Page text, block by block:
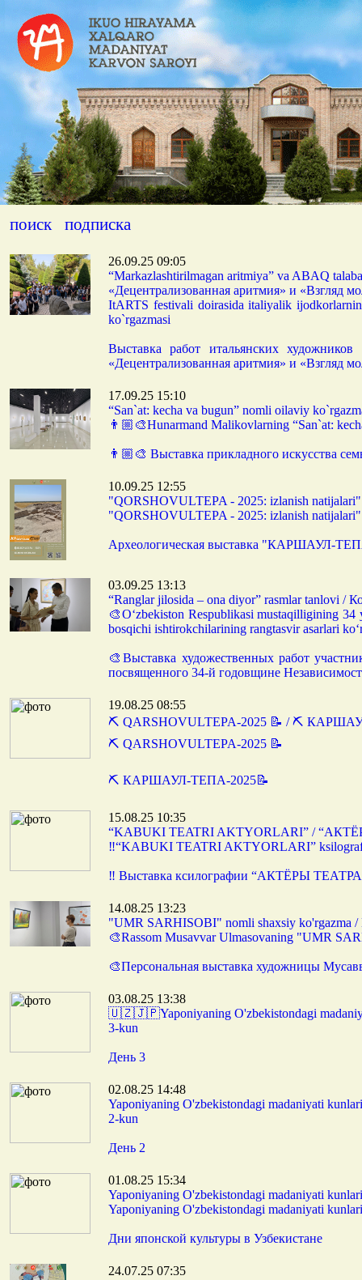
поиск подписка
26.09.25 09:05
“Markazlashtirilmagan aritmiya” va ABAQ
«Децентрализованная аритмия» и «Взгляд
ItARTS festivali doirasida italiyalik
ko`rgazmasi
Выставка работ итальянских
«Децентрализованная аритмия» и «Взгляд
17.09.25 15:10
“San`at: kecha va bugun” nomli oilaviy
👨🏼‍🎨Hunarmand Malikovlarning “San`at:
👨🏼‍🎨 Выставка прикладного искусства
10.09.25 12:55
"QORSHOVULTEPA - 2025: izlanish
"QORSHOVULTEPA - 2025: izlanish
Археологическая выставка "КАРШАУЛ-
03.09.25 13:13
“Ranglar jilosida – ona diyor” rasmlar tanlovi /
🎨O‘zbekiston Respublikasi mustaqilligining
bosqichi ishtirokchilarining rangtasvir asarlari
🎨Выставка художественных работ
посвященного 34-й годовщине
19.08.25 08:55
⛏️ QARSHOVULTEPA-2025 📝 / ⛏️
⛏️ QARSHOVULTEPA-2025 📝
⛏️ КАРШАУЛ-ТЕПА-2025📝
15.08.25 10:35
“KABUKI TEATRI AKTYORLARI” /
‼️“KABUKI TEATRI AKTYORLARI”
‼️ Выставка ксилографии “АКТЁРЫ
14.08.25 13:23
"UMR SARHISOBI" nomli shaxsiy
🎨Rassom Musavvar Ulmasovaning "UMR
🎨Персональная выставка художницы
03.08.25 13:38
🇺🇿🇯🇵Yaponiyaning O'zbekistondagi
3-kun
День 3
02.08.25 14:48
Yaponiyaning O'zbekistondagi madaniyati
2-kun
День 2
01.08.25 15:34
Yaponiyaning O'zbekistondagi madaniyati
Yaponiyaning O'zbekistondagi madaniyati kunlari
Дни японской культуры в Узбекистане
24.07.25 07:35